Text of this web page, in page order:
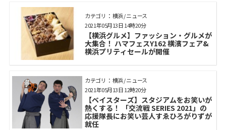
カテゴリ： 横浜 / ニュース
【横浜グルメ】ファッション・グルメが
大集合！ ハマフェスY162 横濱フェア&
横浜プリティセールが開催
2021年05月13日 14時20分
カテゴリ： 横浜 / ニュース
【ベイスターズ】スタジアムをお笑いが
熱くする！ 「交流戦 SERIES 2021」の
応援隊長にお笑い芸人すゑひろがりずが
就任
2021年05月13日 12時20分